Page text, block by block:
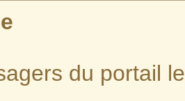
du portail